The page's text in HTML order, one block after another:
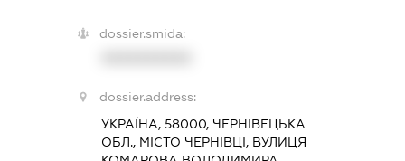
dossier.smida:
dossier.address:
УКРАЇНА, 58000, ЧЕРНІВЕЦЬКА
ОБЛ., МІСТО ЧЕРНІВЦІ, ВУЛИЦЯ